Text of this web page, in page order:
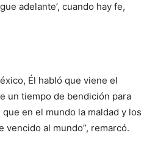
adelante’, cuando hay fe,
Él habló que viene el
un tiempo de bendición para
en el mundo la maldad y los
al mundo”, remarcó.